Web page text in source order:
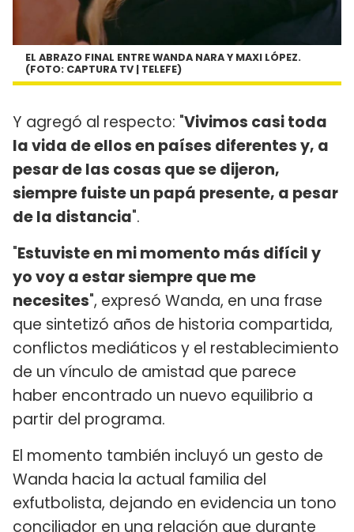
EL ABRAZO FINAL ENTRE WANDA NARA Y MAXI LÓPEZ.
(FOTO: CAPTURA TV | TELEFE)
Y agregó al respecto: "Vivimos casi toda
la vida de ellos en países diferentes y, a
pesar de las cosas que se dijeron,
siempre fuiste un papá presente, a pesar
de la distancia".
"Estuviste en mi momento más difícil y
yo voy a estar siempre que me
necesites", expresó Wanda, en una frase
que sintetizó años de historia compartida,
conflictos mediáticos y el restablecimiento
de un vínculo de amistad que parece
haber encontrado un nuevo equilibrio a
partir del programa.
El momento también incluyó un gesto de
Wanda hacia la actual familia del
exfutbolista, dejando en evidencia un tono
conciliador en una relación que durante